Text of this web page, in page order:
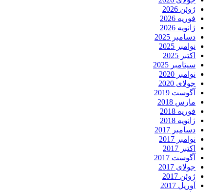
ژوئن 2026
فوریه 2026
ژانویه 2026
دسامبر 2025
نوامبر 2025
اکتبر 2025
سپتامبر 2025
نوامبر 2020
جولای 2020
آگوست 2019
مارس 2018
فوریه 2018
ژانویه 2018
دسامبر 2017
نوامبر 2017
اکتبر 2017
آگوست 2017
جولای 2017
ژوئن 2017
آوریل 2017